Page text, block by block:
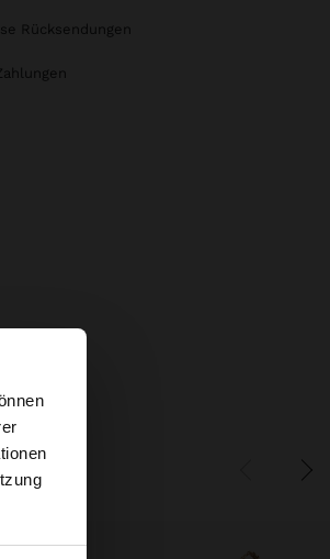
Rücksendungen